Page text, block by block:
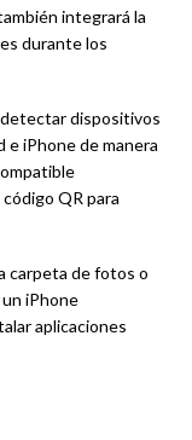
integrará la
durante los
dispositivos
iPhone de manera
QR para
carpeta de fotos o
iPhone
aplicaciones